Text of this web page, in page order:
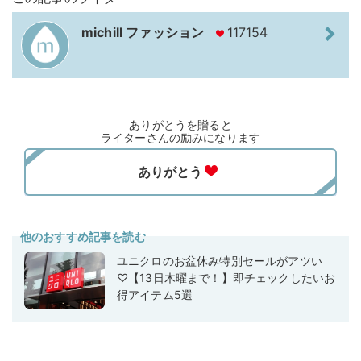
michill ファッション 117154
ありがとうを贈ると
ライターさんの励みになります
他のおすすめ記事を読む
ユニクロのお盆休み特別セールがアツい
♡【13日木曜まで！】即チェックしたいお
得アイテム5選